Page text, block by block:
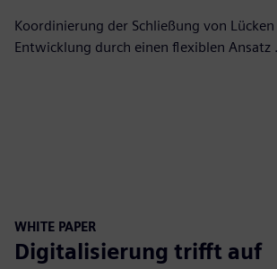
Koordinierung der Schließung von
Entwicklung durch einen flexiblen Ansatz .
WHITE PAPER
Digitalisierung trifft auf